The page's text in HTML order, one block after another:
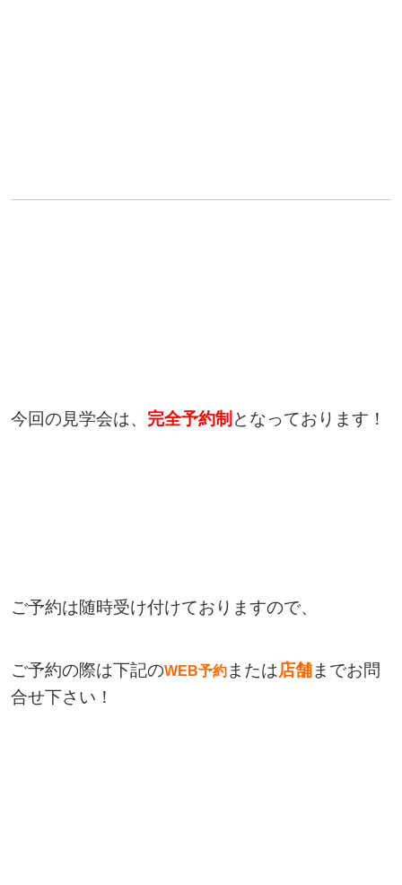
今回の見学会は、 完全予約制 となっております！
ご予約は随時受け付けておりますので、
ご予約の際は下記のWEB予約または店舗までお問
合せ下さい！